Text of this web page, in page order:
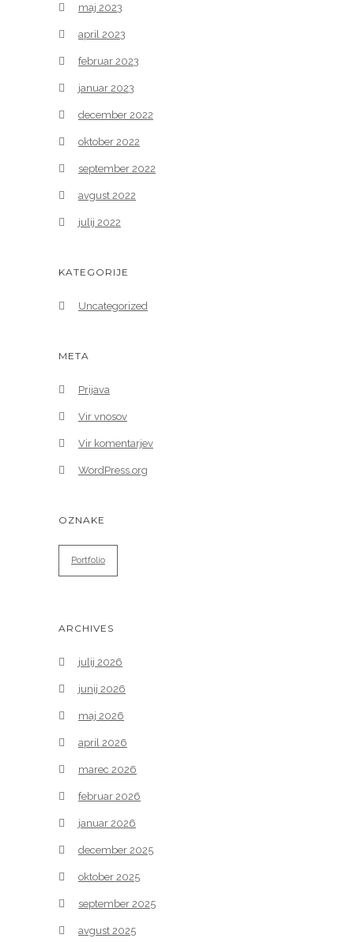
maj 2023
april 2023
februar 2023
januar 2023
december 2022
oktober 2022
september 2022
avgust 2022
julij 2022
KATEGORIJE
Uncategorized
META
Prijava
Vir vnosov
Vir komentarjev
WordPress.org
OZNAKE
Portfolio
ARCHIVES
julij 2026
junij 2026
maj 2026
april 2026
marec 2026
februar 2026
januar 2026
december 2025
oktober 2025
september 2025
avgust 2025